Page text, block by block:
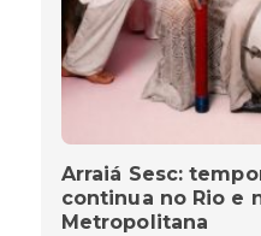
Arraiá Sesc:
continua no Rio e
Metropolitana